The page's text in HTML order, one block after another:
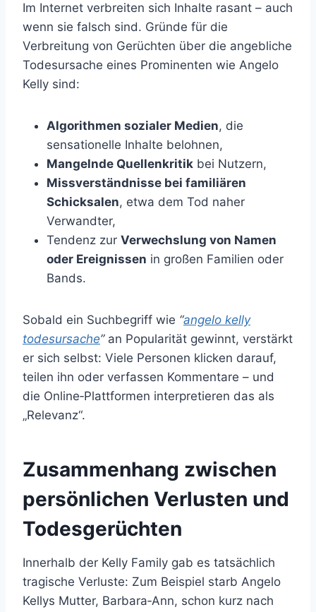
Im Internet verbreiten sich Inhalte rasant – auch
wenn sie falsch sind. Gründe für die
Verbreitung von Gerüchten über die angebliche
Todesursache eines Prominenten wie Angelo
Kelly sind:
Algorithmen sozialer Medien, die
sensationelle Inhalte belohnen,
Mangelnde Quellenkritik bei Nutzern,
Missverständnisse bei familiären
Schicksalen, etwa dem Tod naher
Verwandter,
Tendenz zur Verwechslung von Namen
oder Ereignissen in großen Familien oder
Bands.
Sobald ein Suchbegriff wie “angelo kelly
todesursache”an Popularität gewinnt, verstärkt
er sich selbst: Viele Personen klicken darauf,
teilen ihn oder verfassen Kommentare – und
die Online‑Plattformen interpretieren das als
„Relevanz“.
Zusammenhang zwischen
persönlichen Verlusten und
Todesgerüchten
Innerhalb der Kelly Family gab es tatsächlich
tragische Verluste: Zum Beispiel starb Angelo
Kellys Mutter, Barbara‑Ann, schon kurz nach